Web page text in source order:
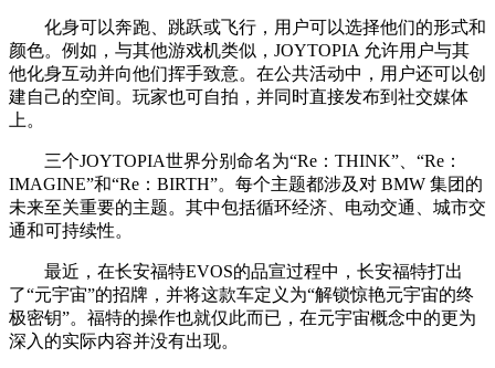
化身可以奔跑、跳跃或飞行，用户可以选择他们的形式和
颜色。例如，与其他游戏机类似，JOYTOPIA 允许用户与其
他化身互动并向他们挥手致意。在公共活动中，用户还可以创
建自己的空间。玩家也可自拍，并同时直接发布到社交媒体
上。
三个JOYTOPIA世界分别命名为“Re：THINK”、“Re：
IMAGINE”和“Re：BIRTH”。每个主题都涉及对 BMW 集团的
未来至关重要的主题。其中包括循环经济、电动交通、城市交
通和可持续性。
最近，在长安福特EVOS的品宣过程中，长安福特打出
了“元宇宙”的招牌，并将这款车定义为“解锁惊艳元宇宙的终
极密钥”。福特的操作也就仅此而已，在元宇宙概念中的更为
深入的实际内容并没有出现。